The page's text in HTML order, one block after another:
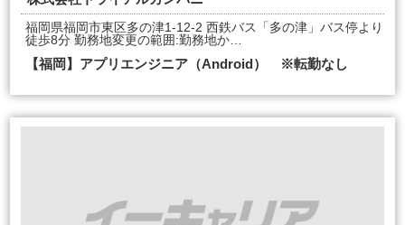
福岡県福岡市東区多の津1-12-2 西鉄バス「多の津」バス停より
徒歩8分 勤務地変更の範囲:勤務地か…
【福岡】アプリエンジニア（Android） ※転勤なし